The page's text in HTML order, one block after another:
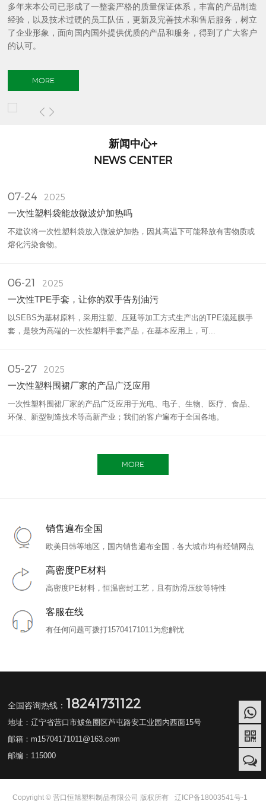
多年来本公司已形成了一整套严格的质量保证体系，丰富的产品制造
经验，以及技术过硬的员工队伍，更新及完善技术和售后服务，树立
了企业形象，面向国内国外提供优质的产品和服务，得到了广大客户
的认可。
MORE
新闻中心+
NEWS CENTER
07-24
2025
一次性塑料袋能放微波炉加热吗
不建议将一次性塑料袋放入微波炉加热‌，因其高温下可能释放有害物质或
熔化污染食物。
06-21
2025
一次性TPE手套，让你的双手告别油污
以SEBS为基材原料，采用注塑、压延等加工方式生产出的TPE流延膜手
套，是较为高端的一次性塑料手套产品，在基本应用上，可...
05-27
2025
一次性塑料围裙厂家的产品广泛应用
一次性塑料围裙厂家的产品广泛应用于光电、电子、生物、医疗、食品、
环保、新型制造技术等高新产业；我们的客户遍布于全国各地。
MORE
销售遍布全国
欧美日韩等地区，国内销售遍布全国，各大城市均有经销网点
高密度PE材料
高密度PE材料，恒温密封工艺，且有防滑压纹等特性
客服在线
有任何问题可拨打15704171011为您解忧
全国咨询热线： 18241731122
地址：辽宁省营口市鲅鱼圈区芦屯路安工业园内西面15号
邮箱：m15704171011@163.com
邮编：115000
Copyright © 营口恒旭塑料制品有限公司 版权所有
辽ICP备18003541号-1